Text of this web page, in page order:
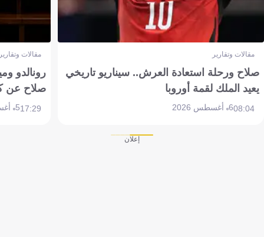
مقالات وتقارير
صلاح ورحلة استعادة العرش.. سيناريو تاريخي
يعيد الملك لقمة أوروبا
08:046 أغسطس 2026
مقالات
رونالدو
صلاح عن
17:295 أغسطس 2026
إعلان